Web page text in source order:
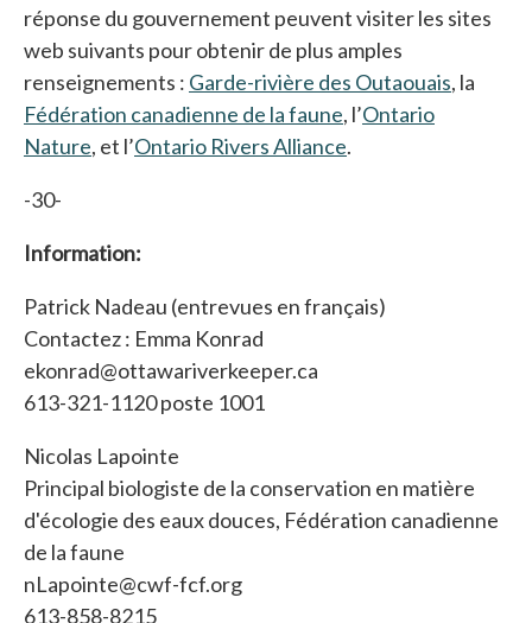
réponse du gouvernement peuvent visiter les sites
web suivants pour obtenir de plus amples
renseignements : Garde-rivière des Outaouais, la
Fédération canadienne de la faune, l’Ontario
Nature, et l’Ontario Rivers Alliance.
-30-
Information:
Patrick Nadeau (entrevues en français)
Contactez : Emma Konrad
ekonrad@ottawariverkeeper.ca
613-321-1120 poste 1001
Nicolas Lapointe
Principal biologiste de la conservation en matière
d'écologie des eaux douces, Fédération canadienne
de la faune
nLapointe@cwf-fcf.org
613-858-8215